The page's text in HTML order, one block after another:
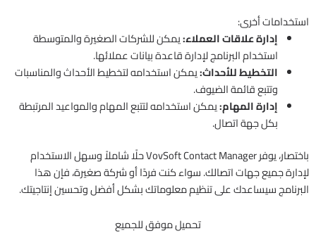
استخدامات أخرى:
إدارة علاقات العملاء:يمكن للشركات الصغيرة والمتوسطة
استخدام البرنامج لإدارة قاعدة بيانات عملائها.
التخطيط للأحداث:يمكن استخدامه لتخطيط الأحداث والمناسبات
وتتبع قائمة الضيوف.
إدارة المهام:يمكن استخدامه لتتبع المهام والمواعيد المرتبطة
بكل جهة اتصال.
باختصار، يوفر VovSoft Contact Manager حلًا شاملاً وسهل الاستخدام
لإدارة جميع جهات اتصالك. سواء كنت فردًا أو شركة صغيرة، فإن هذا
البرنامج سيساعدك على تنظيم معلوماتك بشكل أفضل وتحسين إنتاجيتك.
تحميل موفق للجميع